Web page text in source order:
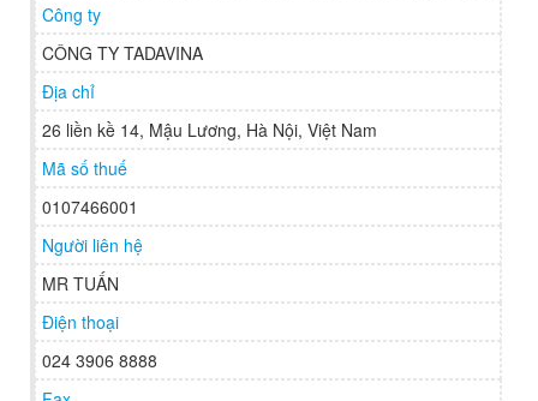
Công ty
CÔNG TY TADAVINA
Địa chỉ
26 liền kề 14, Mậu Lương, Hà Nội, Việt Nam
Mã số thuế
0107466001
Người liên hệ
MR TUẤN
Điện thoại
024 3906 8888